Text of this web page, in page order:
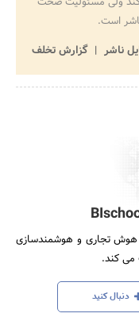
است.
ناشر
گزارش تخلف
هوش تجاری و هوشمندسازی
دنبال کنید